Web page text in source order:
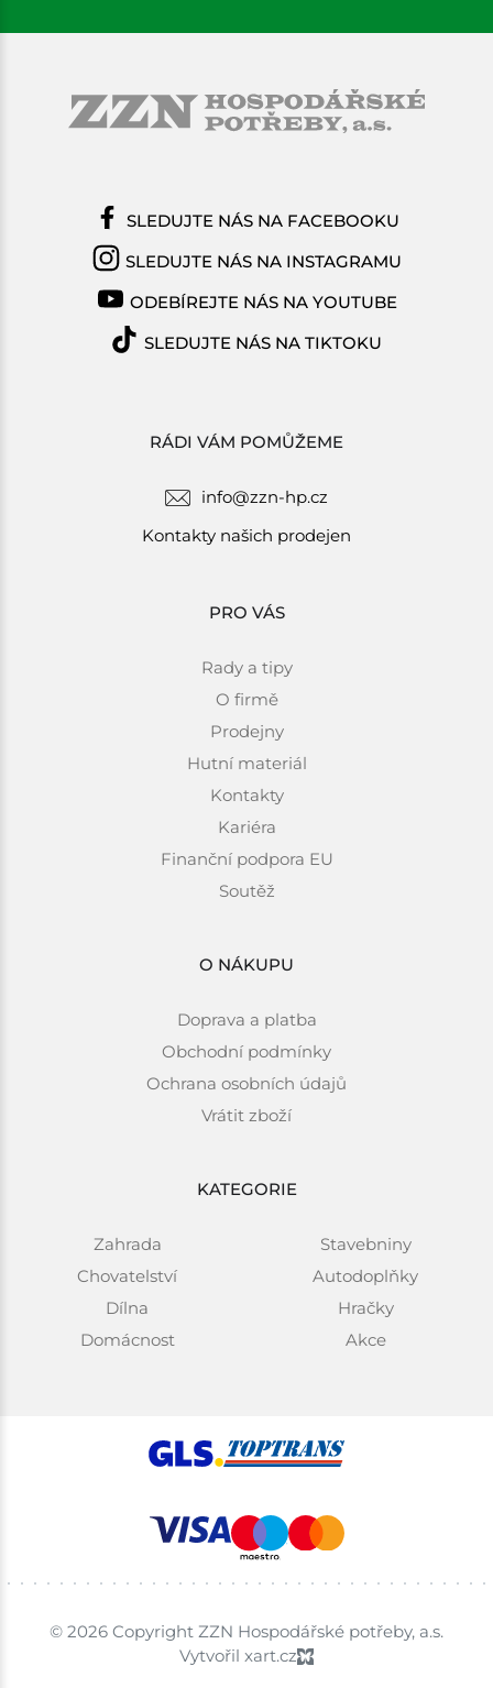
RÁDI VÁM POMŮŽEME
info@zzn-hp.cz
Kontakty našich prodejen
PRO VÁS
Rady a tipy
O firmě
Prodejny
Hutní materiál
Kontakty
Kariéra
Finanční podpora EU
Soutěž
O NÁKUPU
Doprava a platba
Obchodní podmínky
Ochrana osobních údajů
Vrátit zboží
KATEGORIE
Zahrada
Chovatelství
Dílna
Domácnost
Stavebniny
Autodoplňky
Hračky
Akce
SLEDUJTE NÁS NA FACEBOOKU
SLEDUJTE NÁS NA INSTAGRAMU
ODEBÍREJTE NÁS NA YOUTUBE
SLEDUJTE NÁS NA TIKTOKU
© 2026 Copyright ZZN Hospodářské potřeby, a.s.
Vytvořil xart.cz